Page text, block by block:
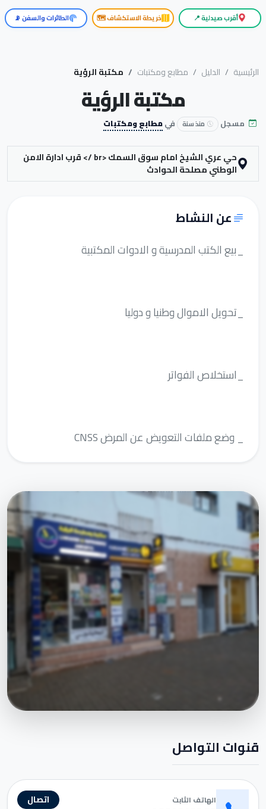
أقرب صيدلية 📍 خريطة الاستكشاف 🗺️ الطائرات والسفن 📡
الرئيسية الدليل مطابع ومكتبات مكتبة الرؤية
مكتبة الرؤية
مسجل منذ سنة فيمطابع ومكتبات
حي عري الشيخ امام سوق السمك <br /> قرب ادارة الامن
الوطني مصلحة الحوادث
عن النشاط
_بيع الكتب المدرسية و الادوات المكتبية
_تحويل الاموال وطنيا و دوليا
_استخلاص الفواتر
_ وضع ملفات التعويض عن المرض CNSS
قنوات التواصل
الهاتف الثابت اتصال